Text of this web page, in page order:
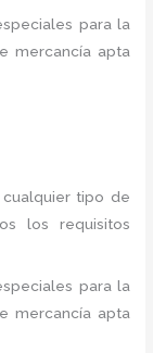
para la
mercancía apta
tipo de
los requisitos
para la
mercancía apta